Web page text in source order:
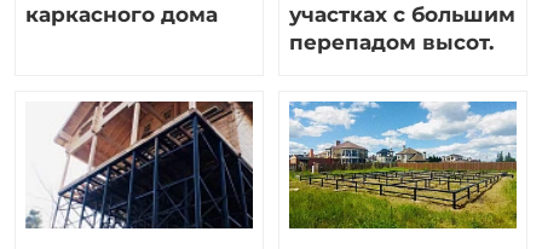
каркасного дома
участках с большим
перепадом высот.